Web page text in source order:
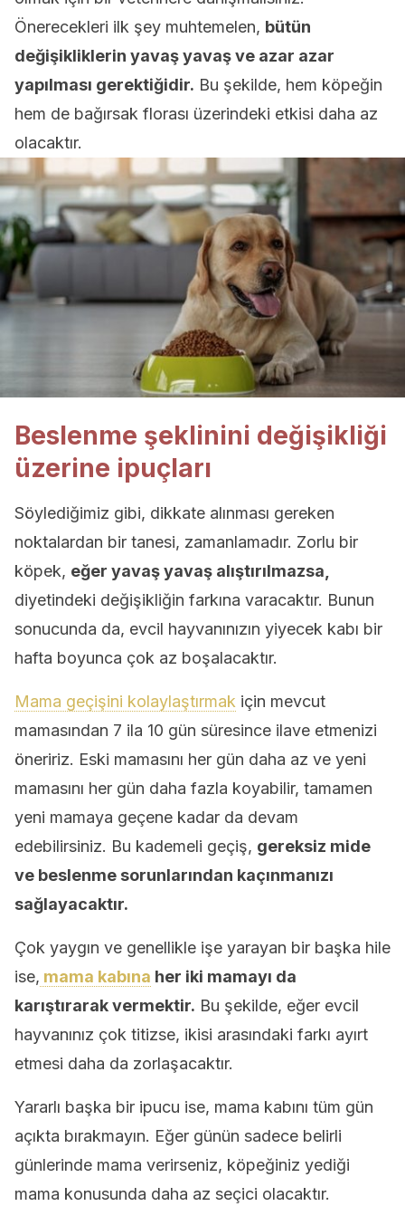
Önerecekleri ilk şey muhtemelen, bütün
değişikliklerin yavaş yavaş ve azar azar
yapılması gerektiğidir. Bu şekilde, hem köpeğin
hem de bağırsak florası üzerindeki etkisi daha az
olacaktır.
Beslenme şeklinini değişikliği
üzerine ipuçları
Söylediğimiz gibi, dikkate alınması gereken
noktalardan bir tanesi, zamanlamadır. Zorlu bir
köpek, eğer yavaş yavaş alıştırılmazsa,
diyetindeki değişikliğin farkına varacaktır. Bunun
sonucunda da, evcil hayvanınızın yiyecek kabı bir
hafta boyunca çok az boşalacaktır.
Mama geçişini kolaylaştırmak için mevcut
mamasından 7 ila 10 gün süresince ilave etmenizi
öneririz. Eski mamasını her gün daha az ve yeni
mamasını her gün daha fazla koyabilir, tamamen
yeni mamaya geçene kadar da devam
edebilirsiniz. Bu kademeli geçiş, gereksiz mide
ve beslenme sorunlarından kaçınmanızı
sağlayacaktır.
Çok yaygın ve genellikle işe yarayan bir başka hile
ise, mama kabına her iki mamayı da
karıştırarak vermektir. Bu şekilde, eğer evcil
hayvanınız çok titizse, ikisi arasındaki farkı ayırt
etmesi daha da zorlaşacaktır.
Yararlı başka bir ipucu ise, mama kabını tüm gün
açıkta bırakmayın. Eğer günün sadece belirli
günlerinde mama verirseniz, köpeğiniz yediği
mama konusunda daha az seçici olacaktır.